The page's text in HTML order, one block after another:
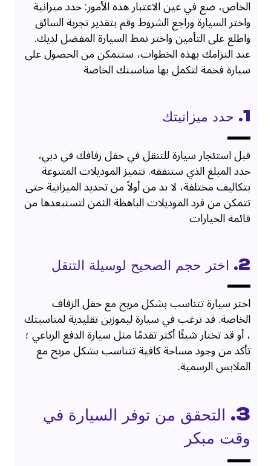
الخاص، ضع في عين الاعتبار هذه الأمور: حدد ميزانية
واختر السيارة وراجع الشروط وقم بتقدير تجربة السائق
واطلع على التأمين واختر نمط السيارة المفضل لديك.
عند التزامك بهذه الخطوات، ستتمكن من الحصول على
سيارة فخمة لتكمل بها مناسبتك الخاصة
1. حدد ميزانيتك
قبل استئجار سيارة للتنقل في حفل زفافك في دبي،
حدد المبلغ الذي ستنفقه. تتميز الموديلات المتنوعة
بتكاليف مختلفة، لا بد من أولاً من تحديد الميزانية حتى
تتمكن من فرد الموديلات الباهظة الثمن لتستبعدها من
قائمة الخيارات
2. اختر حجم الصحيح لوسيلة التنقل
اختر سيارة تتناسب بشكل مريح مع حفل الزفاف
الخاصة. قد ترغب في سيارة ليموزين تقليدية لمناسبتك
، أو قد تختار شيئًا أكثر تقدمًا مثل سيارة الدفع الرباعي ؛
تأكد من وجود مساحة كافية تتناسب بشكل مريح مع
الملابس الرسمية.
3. التحقق من توفر السيارة في
وقت مبكر